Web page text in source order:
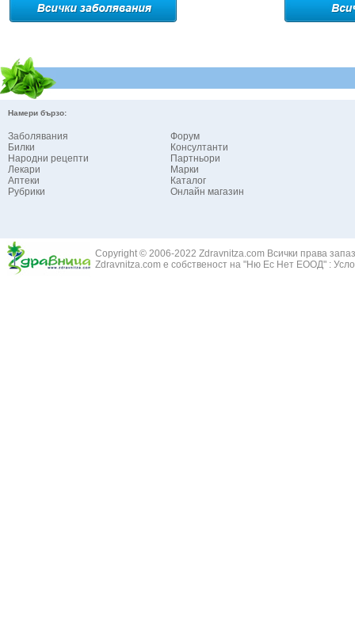
Намери бързо:
Заболявания
Билки
Народни рецепти
Лекари
Аптеки
Рубрики
Форум
Консултанти
Партньори
Марки
Каталог
Онлайн магазин
Copyright © 2006-2022 Zdravnitza.com Всички права
Zdravnitza.com е собственост на "Ню Ес Нет ЕООД" :